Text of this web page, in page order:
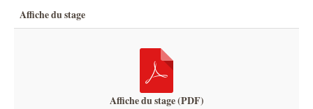
Affiche du stage
Affiche du stage (PDF)